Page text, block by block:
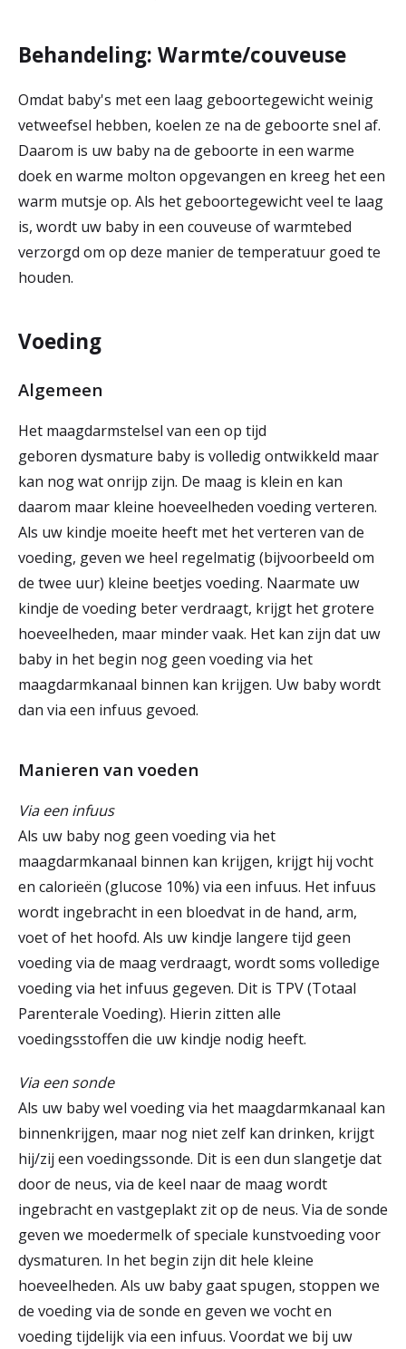
Behandeling: Warmte/couveuse
Omdat baby's met een laag geboortegewicht weinig
vetweefsel hebben, koelen ze na de geboorte snel af.
Daarom is uw baby na de geboorte in een warme
doek en warme molton opgevangen en kreeg het een
warm mutsje op. Als het geboortegewicht veel te laag
is, wordt uw baby in een couveuse of warmtebed
verzorgd om op deze manier de temperatuur goed te
houden.
Voeding
Algemeen
Het maagdarmstelsel van een op tijd
geboren dysmature baby is volledig ontwikkeld maar
kan nog wat onrijp zijn. De maag is klein en kan
daarom maar kleine hoeveelheden voeding verteren.
Als uw kindje moeite heeft met het verteren van de
voeding, geven we heel regelmatig (bijvoorbeeld om
de twee uur) kleine beetjes voeding. Naarmate uw
kindje de voeding beter verdraagt, krijgt het grotere
hoeveelheden, maar minder vaak. Het kan zijn dat uw
baby in het begin nog geen voeding via het
maagdarmkanaal binnen kan krijgen. Uw baby wordt
dan via een infuus gevoed.
Manieren van voeden
Via een infuus
Als uw baby nog geen voeding via het
maagdarmkanaal binnen kan krijgen, krijgt hij vocht
en calorieën (glucose 10%) via een infuus. Het infuus
wordt ingebracht in een bloedvat in de hand, arm,
voet of het hoofd. Als uw kindje langere tijd geen
voeding via de maag verdraagt, wordt soms volledige
voeding via het infuus gegeven. Dit is TPV (Totaal
Parenterale Voeding). Hierin zitten alle
voedingsstoffen die uw kindje nodig heeft.
Via een sonde
Als uw baby wel voeding via het maagdarmkanaal kan
binnenkrijgen, maar nog niet zelf kan drinken, krijgt
hij/zij een voedingssonde. Dit is een dun slangetje dat
door de neus, via de keel naar de maag wordt
ingebracht en vastgeplakt zit op de neus. Via de sonde
geven we moedermelk of speciale kunstvoeding voor
dysmaturen. In het begin zijn dit hele kleine
hoeveelheden. Als uw baby gaat spugen, stoppen we
de voeding via de sonde en geven we vocht en
voeding tijdelijk via een infuus. Voordat we bij uw